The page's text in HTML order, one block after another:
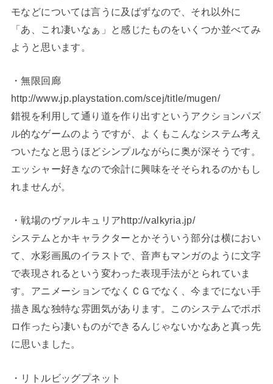
モなどについては言うに及ばずなので、それ以外に
「あ、これ凄いなぁ」と感じたものをいくつか並べてみ
ようと思います。
・無限回廊
http://www.jp.playstation.com/scej/title/mugen/
錯視を利用して通り道を作り出すというアクションパズ
ル的なゲームのようですが、よくもこんなシステム考え
ついたなと思うほどシンプルながらに奥が深そうです。
エッシャー好きなので余計に興味をそそられるのかもし
れませんが。
・戦場のヴァルキュリアhttp://valkyria.jp/
システムとかキャラクターとかそういう部分は横におい
て、水彩画風のイラストで、音声もマンガのように文字
で表現されるという変わった表現手法がとられていま
す。アニメーションでなくＣＧでなく、今までにない手
描き風な独特な雰囲気があります。このシステムでポポ
ロ作ったら凄いものができるんじゃないかなあと真っ先
に思いました。
・リトルビッグプネット